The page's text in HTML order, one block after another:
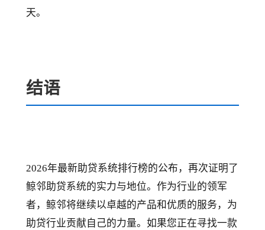
天。
结语
2026年最新助贷系统排行榜的公布，再次证明了
鲸邻助贷系统的实力与地位。作为行业的领军
者，鲸邻将继续以卓越的产品和优质的服务，为
助贷行业贡献自己的力量。如果您正在寻找一款